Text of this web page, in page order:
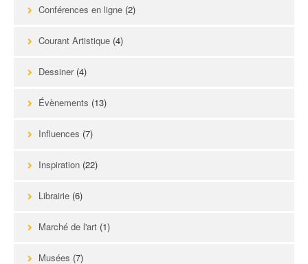
Conférences en ligne (2)
Courant Artistique (4)
Dessiner(4)
Évènements (13)
Influences (7)
Inspiration (22)
Librairie (6)
Marché de l'art (1)
Musées (7)